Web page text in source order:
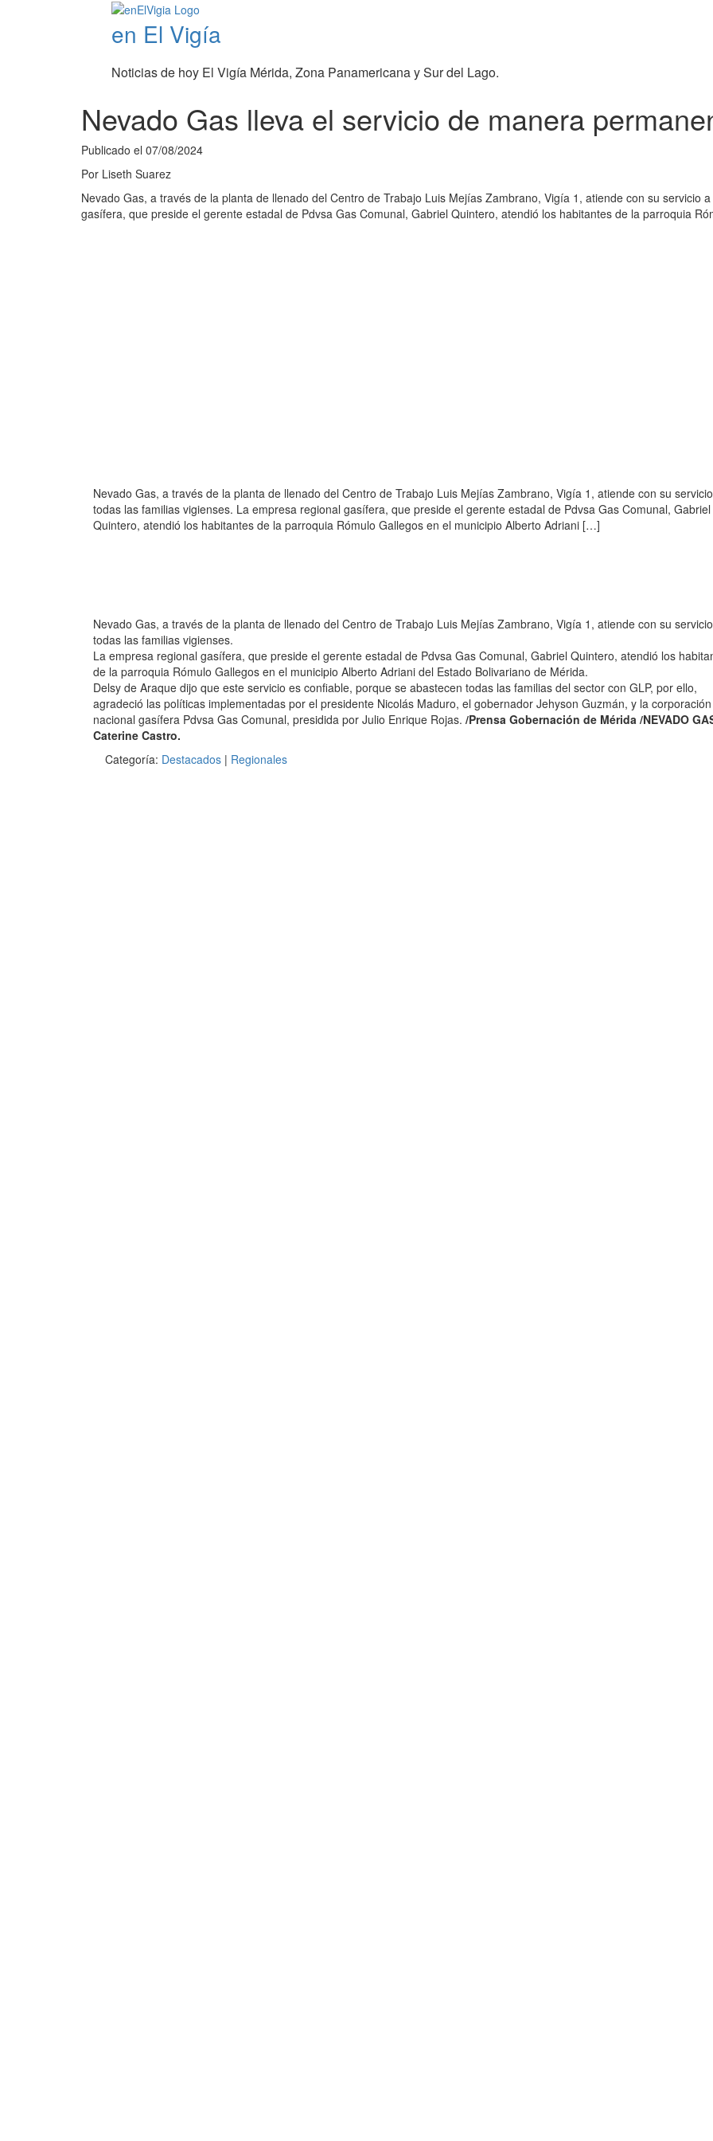
en El Vigía
Noticias de hoy El Vigía Mérida, Zona Panamericana y Sur del Lago.
Nevado Gas lleva el servicio de manera
Publicado el 07/08/2024
Por Liseth Suarez
Nevado Gas, a través de la planta de llenado del Centro de Trabajo Luis Mejías Zambrano, Vigía 1, atiende con su servicio
gasífera, que preside el gerente estadal de Pdvsa Gas Comunal, Gabriel Quintero, atendió los habitantes de la parroquia
Nevado Gas, a través de la planta de llenado del Centro de Trabajo Luis Mejías Zambrano, Vigía 1, atiende con su
todas las familias vigienses. La empresa regional gasífera, que preside el gerente estadal de Pdvsa Gas Comunal, Gabriel
Quintero, atendió los habitantes de la parroquia Rómulo Gallegos en el municipio Alberto Adriani […]
Nevado Gas, a través de la planta de llenado del Centro de Trabajo Luis Mejías Zambrano, Vigía 1, atiende con su
todas las familias vigienses.
La empresa regional gasífera, que preside el gerente estadal de Pdvsa Gas Comunal, Gabriel Quintero, atendió los
de la parroquia Rómulo Gallegos en el municipio Alberto Adriani del Estado Bolivariano de Mérida.
Delsy de Araque dijo que este servicio es confiable, porque se abastecen todas las familias del sector con GLP, por ello,
agradeció las políticas implementadas por el presidente Nicolás Maduro, el gobernador Jehyson Guzmán, y la corporación
nacional gasífera Pdvsa Gas Comunal, presidida por Julio Enrique Rojas. /Prensa Gobernación de Mérida /NEVADO
Caterine Castro.
Categoría: Destacados | Regionales